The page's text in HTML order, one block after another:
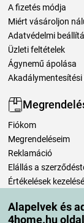
Alapelvek és
4home.hu
A fizetés módja
Miért vásároljon
Adatvédelmi
Üzleti feltételek
Ágynemű ápolása
Fiókom
Megrendeléseim
Reklamáció
Elállás a
Értékelések
Szállítási